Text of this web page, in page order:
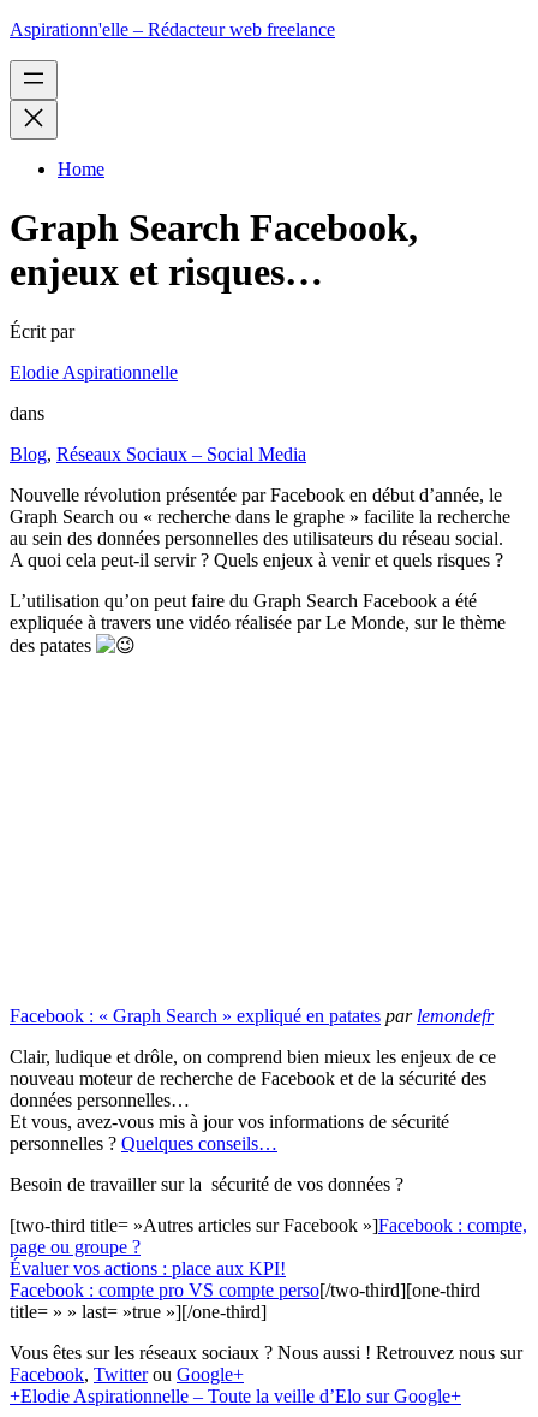
Aspirationn'elle – Rédacteur web freelance
Home
Graph Search Facebook,
enjeux et risques…
Écrit par
Elodie Aspirationnelle
dans
Blog, Réseaux Sociaux – Social Media
Nouvelle révolution présentée par Facebook en début d’année, le
Graph Search ou « recherche dans le graphe » facilite la recherche
au sein des données personnelles des utilisateurs du réseau social.
A quoi cela peut-il servir ? Quels enjeux à venir et quels risques ?
L’utilisation qu’on peut faire du Graph Search Facebook a été
expliquée à travers une vidéo réalisée par Le Monde, sur le thème
des patates
Facebook : « Graph Search » expliqué en patates par lemondefr
Clair, ludique et drôle, on comprend bien mieux les enjeux de ce
nouveau moteur de recherche de Facebook et de la sécurité des
données personnelles…
Et vous, avez-vous mis à jour vos informations de sécurité
personnelles ? Quelques conseils…
Besoin de travailler sur la sécurité de vos données ?
[two-third title= »Autres articles sur Facebook »]Facebook : compte,
page ou groupe ?
Évaluer vos actions : place aux KPI!
Facebook : compte pro VS compte perso[/two-third][one-third
title= » » last= »true »][/one-third]
Vous êtes sur les réseaux sociaux ? Nous aussi ! Retrouvez nous sur
Facebook, Twitterou Google+
+Elodie Aspirationnelle – Toute la veille d’Elo sur Google+